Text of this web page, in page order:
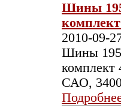
Шины
2010-09-
Шины
САО, 3400